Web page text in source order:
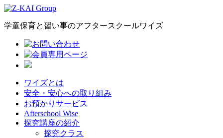
学童保育と習い事のアフタースクールワイズ
ワイズとは
安全・安心への取り組み
お預かりサービス
Afterschool Wise
探究講座の紹介
探究クラス